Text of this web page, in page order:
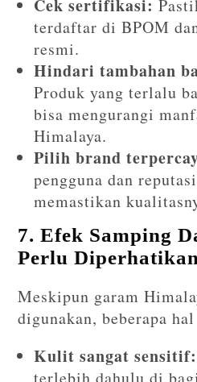
Cek sertifikasi:
terdaftar di BPOM
resmi.
Hindari tambahan
Produk yang terlalu
bisa mengurangi
Himalaya.
Pilih brand
pengguna dan
memastikan
7. Efek Samping
Perlu Diperhatikan
Meskipun garam
digunakan, beberapa
Kulit sangat sensitif: